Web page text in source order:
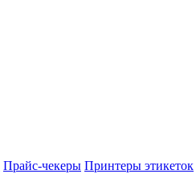
Прайс-чекеры Принтеры этикеток